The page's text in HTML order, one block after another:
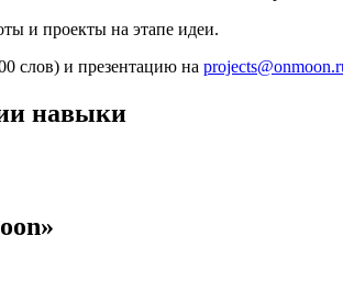
и проекты на этапе идеи.
слов) и презентацию на
навыки